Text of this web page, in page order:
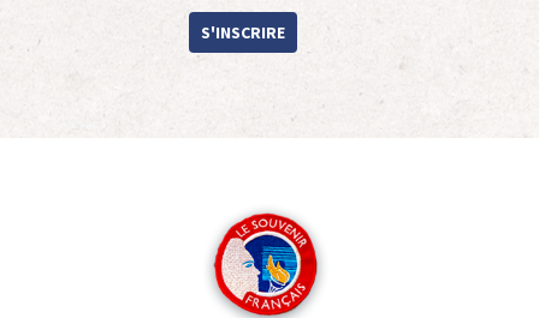
S'INSCRIRE